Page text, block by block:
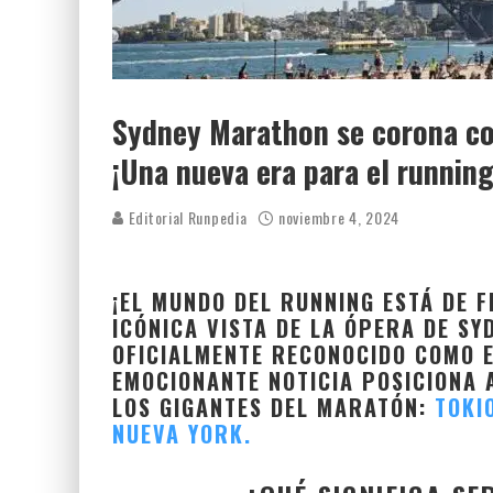
Sydney Marathon se corona
¡Una nueva era para el
Editorial Runpedia noviembre 4, 2024
¡EL MUNDO DEL RUNNING ESTÁ DE
ICÓNICA VISTA DE LA ÓPERA DE
OFICIALMENTE RECONOCIDO
EMOCIONANTE NOTICIA
LOS GIGANTES DEL MARATÓN:
NUEVA YORK.